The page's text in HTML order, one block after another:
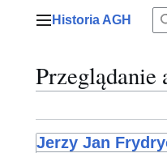
Menu główne
Historia AGH
Przeglądanie
Jerzy Jan